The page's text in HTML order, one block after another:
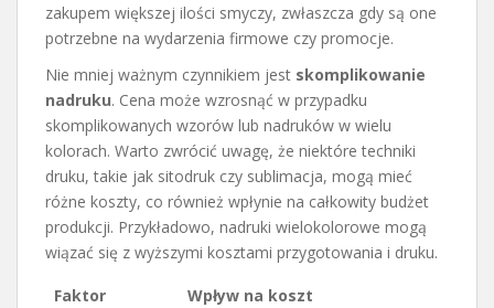
zakupem większej ilości smyczy, zwłaszcza gdy są one
potrzebne na wydarzenia firmowe czy promocje.
Nie mniej ważnym czynnikiem jest skomplikowanie
nadruku. Cena może wzrosnąć w przypadku
skomplikowanych wzorów lub nadruków w wielu
kolorach. Warto zwrócić uwagę, że niektóre techniki
druku, takie jak sitodruk czy sublimacja, mogą mieć
różne koszty, co również wpłynie na całkowity budżet
produkcji. Przykładowo, nadruki wielokolorowe mogą
wiązać się z wyższymi kosztami przygotowania i druku.
Faktor
Wpływ na koszt